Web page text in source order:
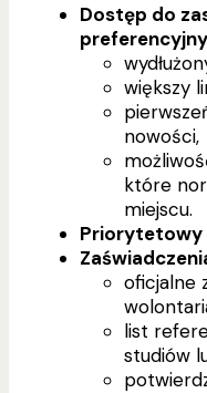
Dostęp do
większy
nowości,
które
miejscu.
Priorytetowy
oficjalne
list
studiów